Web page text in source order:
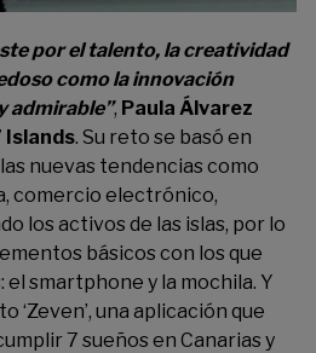
por el talento, la creatividad
como la innovación
admirable”, Paula Álvarez
Islands. Su reto se basó en
nuevas tendencias como
comercio electrónico,
los activos de las islas, por lo
básicos con los que
smartphone y la mochila. Y
‘Zeven’, una aplicación que
7 sueños en Canarias y